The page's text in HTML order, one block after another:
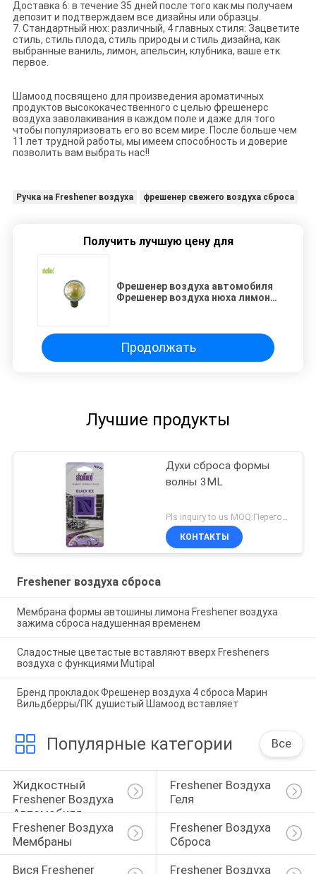
Доставка 6: в течение 35 дней после того как мы получаем
депозит и подтверждаем все дизайны или образцы.
7. Стандартный нюх: различный, 4 главных стиля: Зацветите
стиль, стиль плода, стиль природы и стиль дизайна, как
выбранные ваниль, лимон, апельсин, клубника, ваше етк.
первое.
Шамоод посвящено для произведения ароматичных
продуктов высококачественного с целью фрешенерс
воздуха заволакивания в каждом поле и даже для того
чтобы популяризовать его во всем мире. После больше чем
11 лет трудной работы, мы имеем способность и доверие
позволить вам выбрать нас!!
Ручка на Freshener воздуха фрешенер свежего воздуха сброса
Получить лучшую цену для
Фрешенер воздуха автомобиля
Фрешенер воздуха нюха лимона
Продолжать
Лучшие продукты
Духи сброса формы
волны 3ML
Pls inquiry to us MOQ:Переговоры
КОНТАКТЫ
Freshener воздуха сброса
Мембрана формы автошины лимона Freshener воздуха
зажима сброса надушенная временем
Сладостные цветастые вставляют вверх Fresheners
воздуха с функциями Mutipal
Бренд прокладок Фрешенер воздуха 4 сброса Марин
Вильдберры/ПК душистый Шамоод вставляет
Популярные категории Все
Жидкостный
Freshener Воздуха
Автомобиля
Freshener Воздуха
Геля
Freshener Воздуха
Мембраны
Freshener Воздуха
Сброса
Вися Freshener
Freshener Воздуха